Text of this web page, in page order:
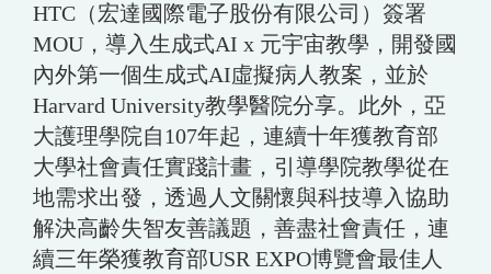
HTC（宏達國際電子股份有限公司）簽署
MOU，導入生成式AI x 元宇宙教學，開發國
內外第一個生成式AI虛擬病人教案，並於
Harvard University教學醫院分享。此外，亞
大護理學院自107年起，連續十年獲教育部
大學社會責任實踐計畫，引導學院教學從在
地需求出發，透過人文關懷與科技導入協助
解決高齡失智友善議題，善盡社會責任，連
續三年榮獲教育部USR EXPO博覽會最佳人